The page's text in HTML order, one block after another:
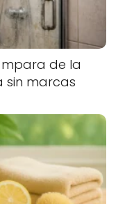
de la
sin marcas